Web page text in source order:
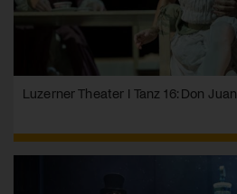
Luzerner Theater I Tanz 16: Don Juan